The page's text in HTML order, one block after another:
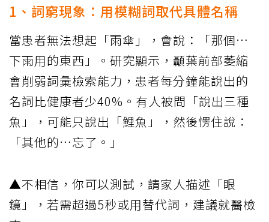
1、詞窮現象：用模糊詞取代具體名稱
當患者無法想起「雨傘」，會說：「那個…
下雨用的東西」。研究顯示，顳葉前部萎縮
會削弱詞彙檢索能力，患者每分鐘能說出的
名詞比健康者少40%。有人被問「說出三種
魚」，可能只說出「鯉魚」，然後愣住說：
「其他的…忘了。」
▲不相信，你可以測試，請家人描述「眼
鏡」，若需超過5秒或用替代詞，建議就醫檢